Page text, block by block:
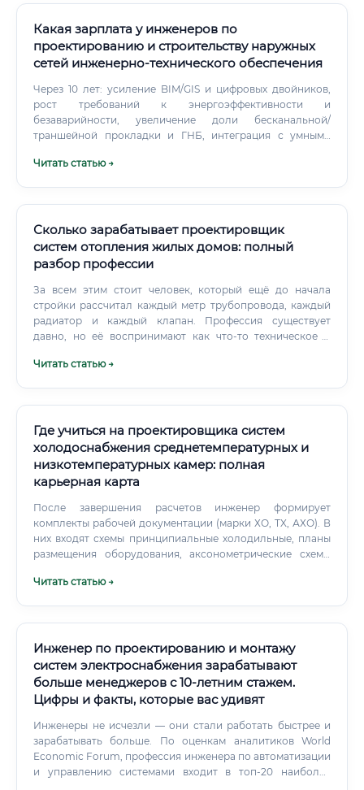
Какая зарплата у инженеров по
проектированию и строительству наружных
сетей инженерно‑технического обеспечения
Через 10 лет: усиление BIM/GIS и цифровых двойников,
рост требований к энергоэффективности и
безаварийности, увеличение доли бесканальной/
траншейной прокладки и ГНБ, интеграция с умными
и мультидисциплинарность вырастет. Как начать карьеру:
стажировка.
Читать статью →
Сколько зарабатывает проектировщик
систем отопления жилых домов: полный
разбор профессии
За всем этим стоит человек, который ещё до начала
стройки рассчитал каждый метр трубопровода, каждый
радиатор и каждый клапан. Профессия существует
давно, но её воспринимают как что-то техническое и
Читать статью →
Где учиться на проектировщика систем
холодоснабжения среднетемпературных и
низкотемпературных камер: полная
карьерная карта
После завершения расчетов инженер формирует
комплекты рабочей документации (марки ХО, TX, АХО). В
них входят схемы принципиальные холодильные, планы
размещения оборудования, аксонометрические схемы
специализации проектировщика систем
Читать статью →
Инженер по проектированию и монтажу
систем электроснабжения зарабатывают
больше менеджеров с 10-летним стажем.
Цифры и факты, которые вас удивят
Инженеры не исчезли — они стали работать быстрее и
зарабатывать больше. По оценкам аналитиков World
Economic Forum, профессия инженера по автоматизации
и управлению системами входит в топ-20 наиболее